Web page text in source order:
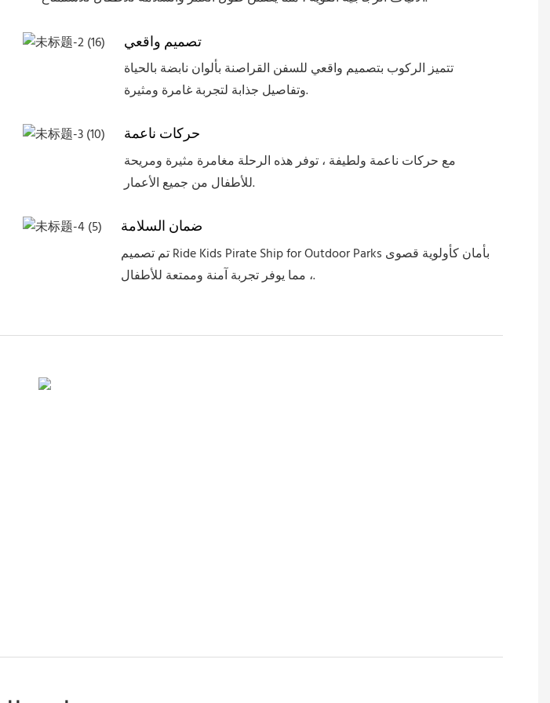
تصميم واقعي
تتميز الركوب بتصميم واقعي للسفن القراصنة بألوان نابضة بالحياة
وتفاصيل جذابة لتجربة غامرة ومثيرة.
حركات ناعمة
مع حركات ناعمة ولطيفة ، توفر هذه الرحلة مغامرة مثيرة ومريحة
للأطفال من جميع الأعمار.
ضمان السلامة
تم تصميم Ride Kids Pirate Ship for Outdoor Parks بأمان كأولوية قصوى
، مما يوفر تجربة آمنة وممتعة للأطفال.